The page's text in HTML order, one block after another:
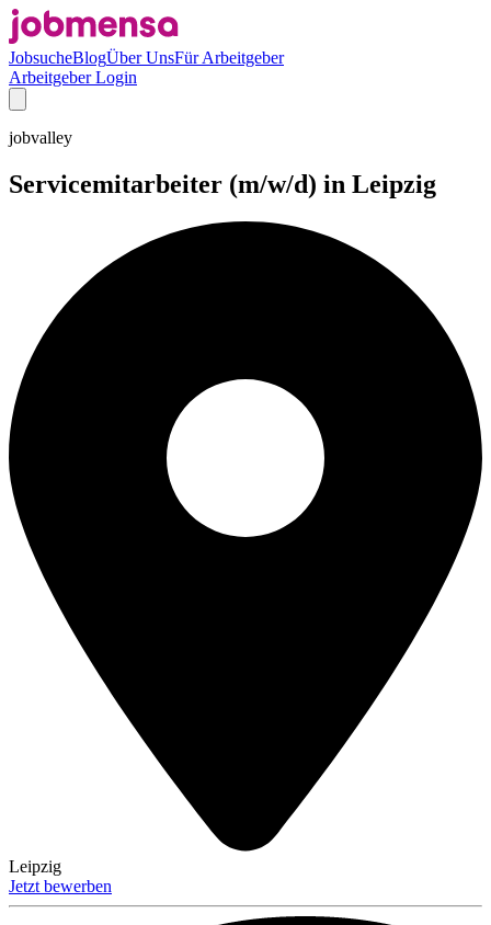
JobsucheBlogÜber UnsFür Arbeitgeber
Arbeitgeber Login
jobvalley
Servicemitarbeiter (m/w/d) in Leipzig
Leipzig
Jetzt bewerben